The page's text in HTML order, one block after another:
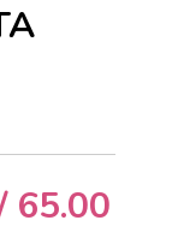
65.00